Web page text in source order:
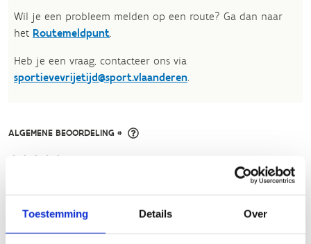
Toestemming Details Over
Wil je een probleem melden op een route? Ga dan naar
het Routemeldpunt.
Heb je een vraag, contacteer ons via
sportievevrijetijd@sport.vlaanderen.​
ALGEMENE BEOORDELING *
FYSIEKE INSPANNING